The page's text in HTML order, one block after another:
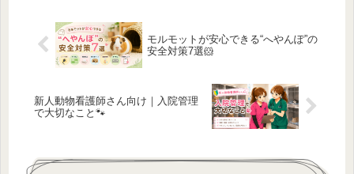
モルモットが安心できる“へやんぽ”の
安全対策7選🐹
新人動物看護師さん向け｜入院管理
で大切なこと🐾